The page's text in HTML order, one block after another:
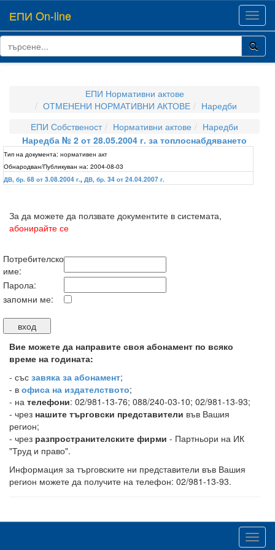
ЕПИ On-line
ЕПИ Нормативни актове
ОТМЕНЕНИ НОРМАТИВНИ АКТОВЕ
Наредби
ЕПИ Собственост
Нормативни актове
Наредби
Наредба № 2 от 28.05.2004 г. за топлоснабдяването
Тип на документа: нормативен акт
Обнародван/Публикуван на: 2004-08-03
ДВ, бр. 68 от 3.08.2004 г., ДВ, бр. 34 от 24.04.2007 г.
За да можете да ползвате документите в системата,
абонирайте се
Потребителско
име:
Парола:
запомни ме:
Вие можете да направите своя абонамент по всяко
време на годината:
- със завяка за абонамент;
- в офиса на издателството;
- на телефони: 02/981-13-76; 088/240-03-10; 02/981-13-93;
- чрез нашите търговски представители във Вашия
регион;
- чрез разпространителските фирми - Партньори на ИК
"Труд и право".
Информация за търговските ни представители във Вашия
регион можете да получите на телефон: 02/981-13-93.